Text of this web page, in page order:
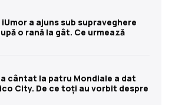
a ajuns sub supraveghere
o rană la gât. Ce urmează
cântat la patru Mondiale a dat
City. De ce toți au vorbit despre